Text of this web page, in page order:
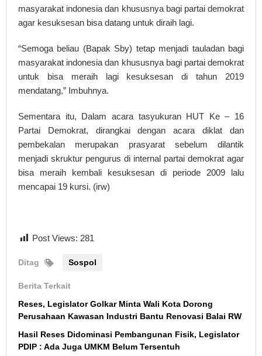
masyarakat indonesia dan khususnya bagi partai demokrat
agar kesuksesan bisa datang untuk diraih lagi.
“Semoga beliau (Bapak Sby) tetap menjadi tauladan bagi
masyarakat indonesia dan khususnya bagi partai demokrat
untuk bisa meraih lagi kesuksesan di tahun 2019
mendatang,” Imbuhnya.
Sementara itu, Dalam acara tasyukuran HUT Ke – 16
Partai Demokrat, dirangkai dengan acara diklat dan
pembekalan merupakan prasyarat sebelum dilantik
menjadi skruktur pengurus di internal partai demokrat agar
bisa meraih kembali kesuksesan di periode 2009 lalu
mencapai 19 kursi. (irw)
Post Views: 281
Ditag Sospol
Berita Terkait
Reses, Legislator Golkar Minta Wali Kota Dorong
Perusahaan Kawasan Industri Bantu Renovasi Balai RW
Hasil Reses Didominasi Pembangunan Fisik, Legislator
PDIP : Ada Juga UMKM Belum Tersentuh